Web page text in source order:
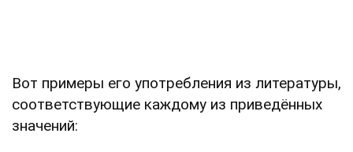
Вот примеры его употребления из литературы,
соответствующие каждому из приведённых
значений: